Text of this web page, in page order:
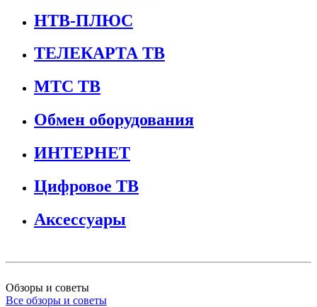
НТВ-ПЛЮС
ТЕЛЕКАРТА ТВ
МТС ТВ
Обмен оборудования
ИНТЕРНЕТ
Цифровое ТВ
Аксессуары
Обзоры и советы
Все обзоры и советы